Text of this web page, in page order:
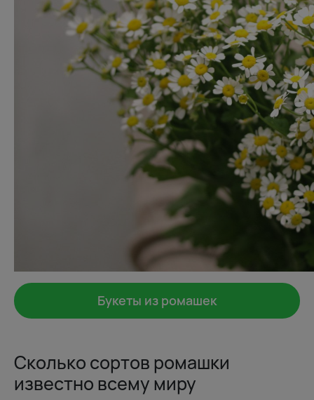
Букеты из ромашек
Сколько сортов ромашки
известно всему миру